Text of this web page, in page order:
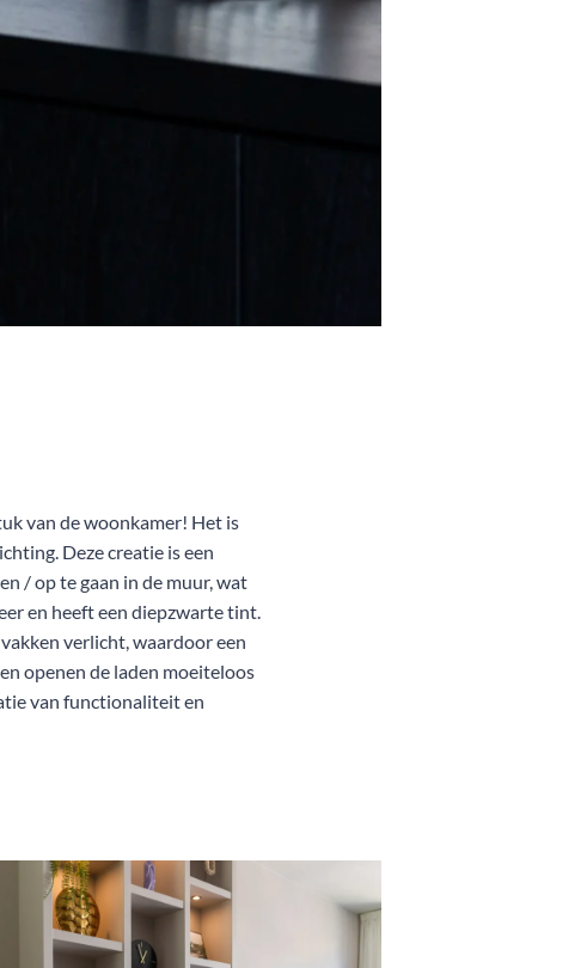
van de woonkamer! Het is
Deze creatie is een
/ op te gaan in de muur, wat
en heeft een diepzwarte tint.
verlicht, waardoor een
openen de laden moeiteloos
van functionaliteit en